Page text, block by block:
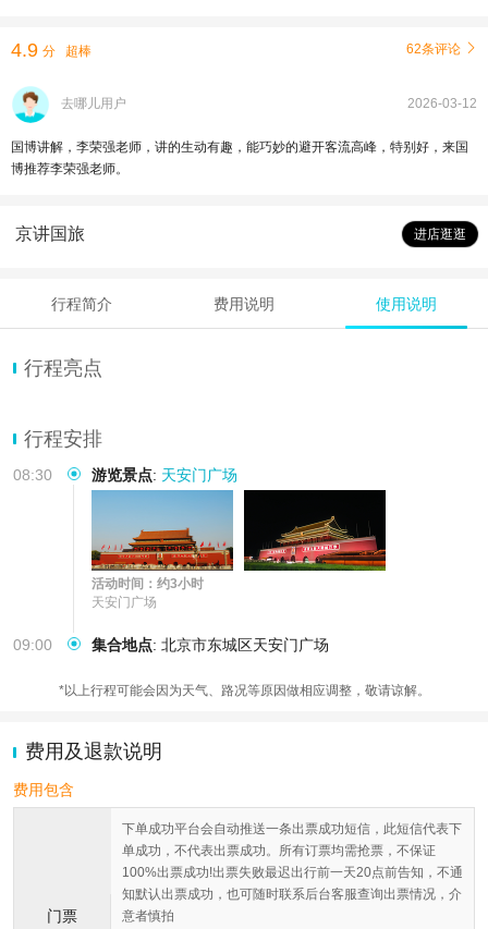
4.9 分 超棒 62条评论 
去哪儿用户 2026-03-12
国博讲解，李荣强老师，讲的生动有趣，能巧妙的避开客流高峰，特别好，来国
博推荐李荣强老师。
京讲国旅 进店逛逛
行程简介 费用说明 使用说明
行程亮点
行程安排
08:30 游览景点: 天安门广场
活动时间：约3小时
天安门广场
09:00 集合地点: 北京市东城区天安门广场
*以上行程可能会因为天气、路况等原因做相应调整，敬请谅解。
费用及退款说明
费用包含
门票
下单成功平台会自动推送一条出票成功短信，此短信代表下
单成功，不代表出票成功。所有订票均需抢票，不保证
100%出票成功!出票失败最迟出行前一天20点前告知，不通
知默认出票成功，也可随时联系后台客服查询出票情况，介
意者慎拍